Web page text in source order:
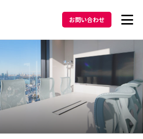
お問い合わせ